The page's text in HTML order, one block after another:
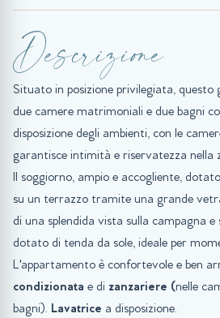
Descrizione
Situato in posizione privilegiata,
due camere matrimoniali e due bagni
disposizione degli ambienti, con le
garantisce intimità e riservatezza nella
Il soggiorno, ampio e accogliente,
su un terrazzo tramite una grande
di una splendida vista sulla campagna
dotato di tenda da sole, ideale per
L'appartamento è confortevole e ben
condizionata e di zanzariere (nelle
bagni). Lavatrice a disposizione.